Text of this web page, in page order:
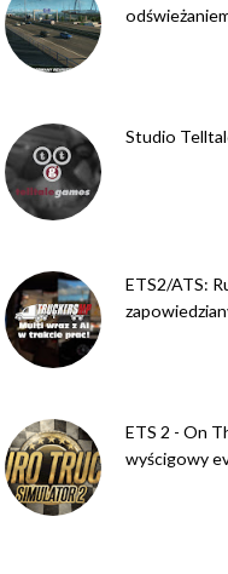
Studio
ETS2/ATS:
ETS 2 - On
wyścigowy